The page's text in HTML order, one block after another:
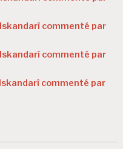
Iskandarî commenté par
Iskandarî commenté par
Iskandarî commenté par